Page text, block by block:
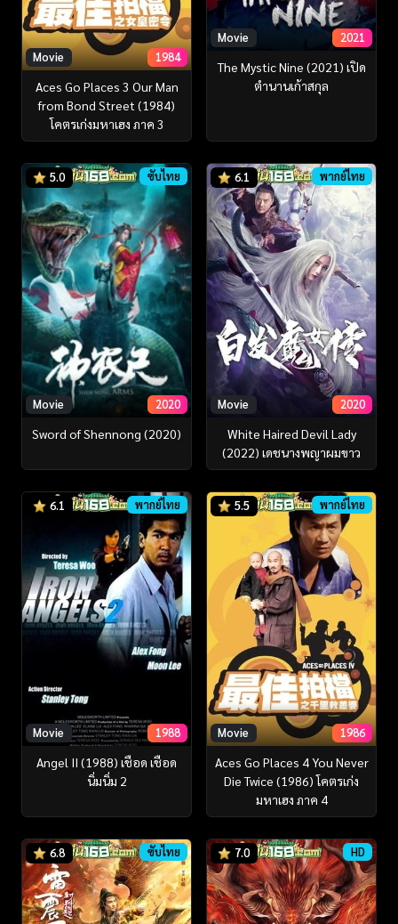
Movie 1984
Aces Go Places 3 Our Man
from Bond Street (1984)
โคตรเก่งมหาเฮง ภาค 3
Movie 2021
The Mystic Nine (2021) เปิด
ตํานานเก้าสกุล
5.0 ซับไทย
Movie 2020
Sword of Shennong (2020)
6.1 พากย์ไทย
Movie 2020
White Haired Devil Lady
(2022) เดชนางพญาผมขาว
6.1 พากย์ไทย
Movie 1988
Angel II (1988) เชือด เชือด
นิ่มนิ่ม 2
5.5 พากย์ไทย
Movie 1986
Aces Go Places 4 You Never
Die Twice (1986) โคตรเก่ง
มหาเฮง ภาค 4
6.8 ซับไทย 7.0 HD